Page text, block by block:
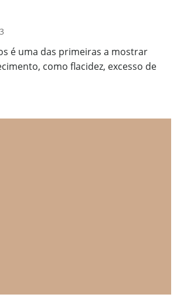
é uma das primeiras a mostrar
como flacidez, excesso de